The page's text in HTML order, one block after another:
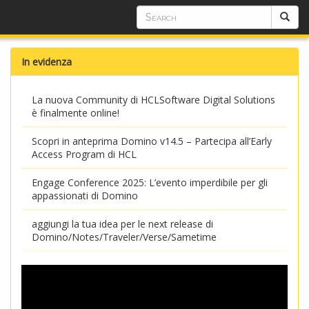
In evidenza
La nuova Community di HCLSoftware Digital Solutions
è finalmente online!
Scopri in anteprima Domino v14.5 – Partecipa all’Early
Access Program di HCL
Engage Conference 2025: L’evento imperdibile per gli
appassionati di Domino
aggiungi la tua idea per le next release di
Domino/Notes/Traveler/Verse/Sametime